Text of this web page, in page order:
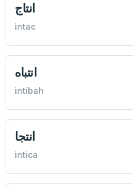
انتاج
intac
انتباه
intibah
انتجا
intica